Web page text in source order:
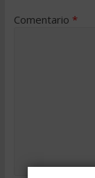
Comentario *